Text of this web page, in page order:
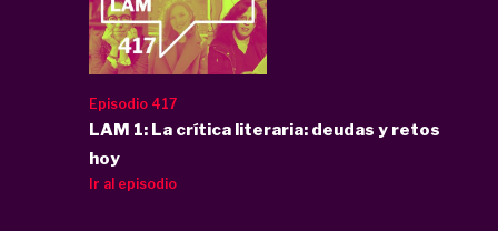
Episodio 417
LAM 1: La crítica literaria: deudas y retos
hoy
Ir al episodio